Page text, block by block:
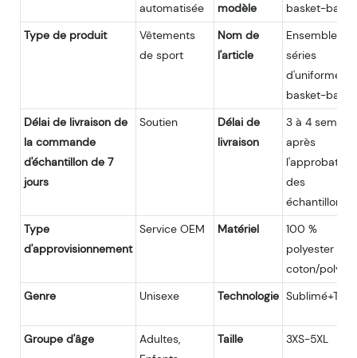
automatisée
modèle
basket-ball-1
Type de produit
Vêtements
de sport
Nom de
l'article
Ensembles
séries
d'uniformes
basket-ball
Délai de livraison de
la commande
d'échantillon de 7
jours
Soutien
Délai de
livraison
3 à 4
après
l'approbation
des
échantillons
Type
d'approvisionnement
Service OEM Matériel
100 %
polyester ;
coton/
Genre
Unisexe Technologie Sublimé+Teint
Groupe d'âge
Adultes,
Taille 3XS-5XL